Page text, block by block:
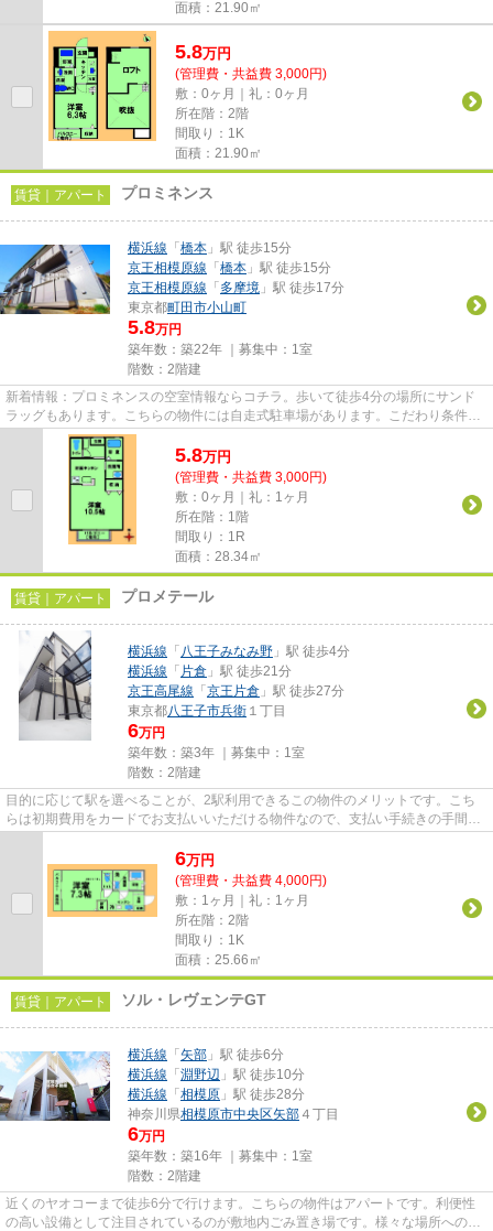
面積：21.90㎡
5.8万円
(管理費・共益費 3,000円)
敷：0ヶ月｜礼：0ヶ月
所在階：2階
間取り：1K
面積：21.90㎡
賃貸｜アパート プロミネンス
横浜線 「 橋本 」駅 徒歩15分
京王相模原線 「 橋本 」駅 徒歩15分
京王相模原線 「 多摩境 」駅 徒歩17分
東京都町田市小山町
5.8万円
築年数：築22年 ｜募集中： 1室
階数：2階建
新着情報：プロミネンスの空室情報ならコチラ。歩いて徒歩4分の場所にサンド
ラッグもあります。こちらの物件には自走式駐車場があります。こだわり条件、
通風良好のシンプルな作りの物...
5.8万円
(管理費・共益費 3,000円)
敷：0ヶ月｜礼：1ヶ月
所在階：1階
間取り：1R
面積：28.34㎡
賃貸｜アパート プロメテール
横浜線 「 八王子みなみ野 」駅 徒歩4分
横浜線 「 片倉 」駅 徒歩21分
京王高尾線 「 京王片倉 」駅 徒歩27分
東京都八王子市兵衛 １丁目
6万円
築年数：築3年 ｜募集中： 1室
階数：2階建
目的に応じて駅を選べることが、2駅利用できるこの物件のメリットです。こち
らは初期費用をカードでお支払いいただける物件なので、支払い手続きの手間が
6万円
(管理費・共益費 4,000円)
敷：1ヶ月｜礼：1ヶ月
所在階：2階
間取り：1K
面積：25.66㎡
賃貸｜アパート ソル・レヴェンテGT
横浜線 「 矢部 」駅 徒歩6分
横浜線 「 淵野辺 」駅 徒歩10分
横浜線 「 相模原 」駅 徒歩28分
神奈川県相模原市中央区矢部 ４丁目
6万円
築年数：築16年 ｜募集中： 1室
階数：2階建
近くのヤオコーまで徒歩6分で行けます。こちらの物件はアパートです。利便性
の高い設備として注目されているのが敷地内ごみ置き場です。様々な場所へのア